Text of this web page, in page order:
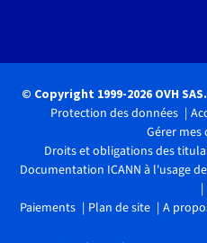
© Copyright 1999-2026 OVH SAS.
Protection des données
Gérer mes
Droits et obligations des
Documentation ICANN à l'usage
Paiements Plan de site A